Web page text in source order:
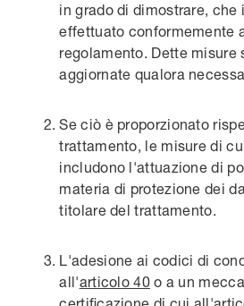
in grado di dimostrare, che
effettuato conformemente
regolamento. Dette misure
aggiornate qualora
Se ciò è proporzionato
trattamento, le misure di
includono l'attuazione di
materia di protezione dei
titolare del trattamento.
L'adesione ai codici di
all'articolo 40o a un